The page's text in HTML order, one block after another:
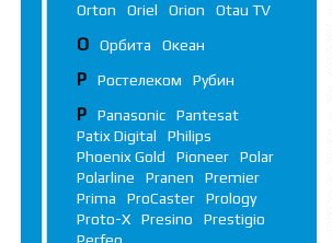
Orton
Oriel Orion Otau TV
О Орбита Океан
Р Ростелеком Рубин
P Panasonic
Pantesat
Patix Digital
Philips
Phoenix Gold
Pioneer
Polar
Polarline
Pranen
Premier
Prima
ProCaster
Prology
Proto-X
Presino
Prestigio